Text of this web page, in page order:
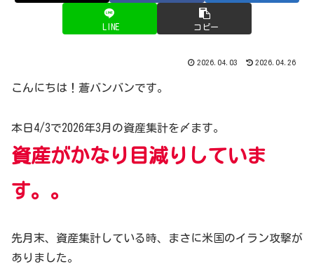
LINE コピー
2026.04.03 2026.04.26
こんにちは！蒼バンバンです。
本日4/3で2026年3月の資産集計を〆ます。
資産がかなり目減りしていま
す。。
先月末、資産集計している時、まさに米国のイラン攻撃が
ありました。